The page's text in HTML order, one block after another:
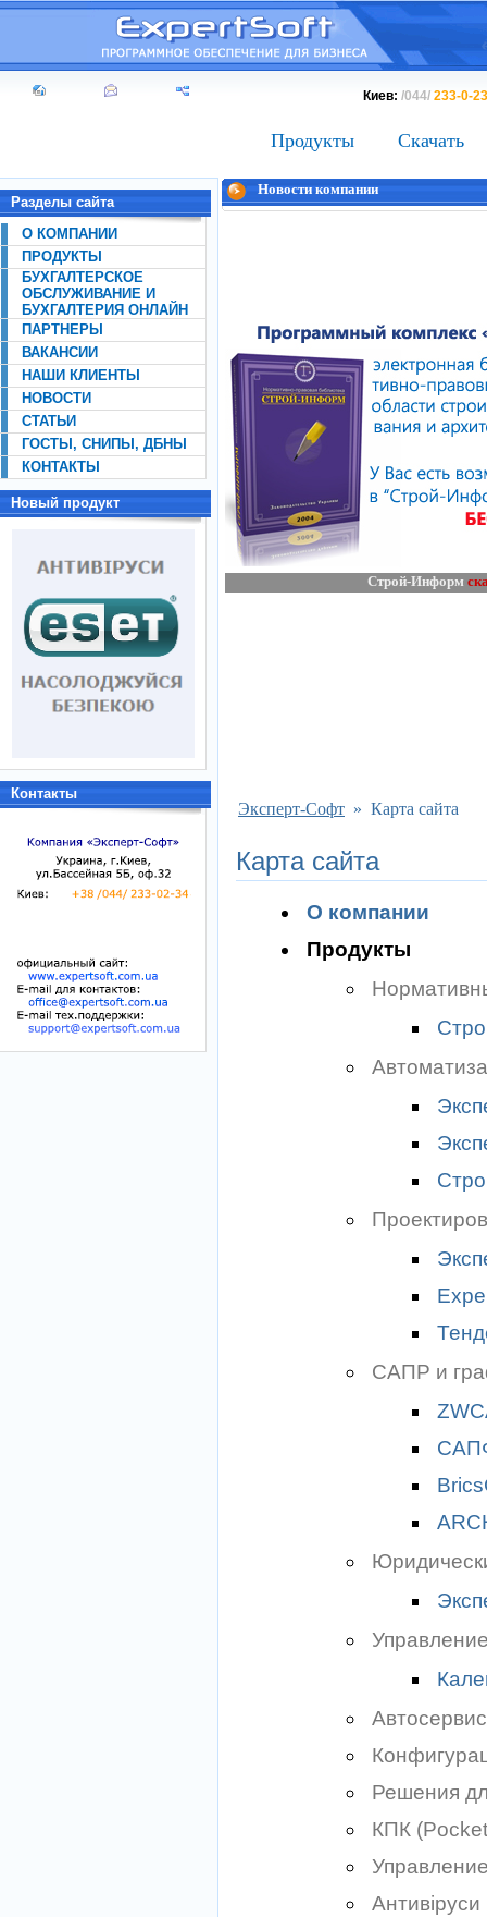
Киев: /044/ 233-0-
Продукты Скачать
Разделы сайта
О КОМПАНИИ
ПРОДУКТЫ
БУХГАЛТЕРСКОЕ
ОБСЛУЖИВАНИЕ И
БУХГАЛТЕРИЯ ОНЛАЙН
ПАРТНЕРЫ
ВАКАНСИИ
НАШИ КЛИЕНТЫ
НОВОСТИ
СТАТЬИ
ГОСТЫ, СНИПЫ, ДБНЫ
КОНТАКТЫ
Новый продукт
Контакты
Новости компании
Строй-Информ
Эксперт-Софт » Карта сайта
Карта сайта
О компании
Продукты
САПР и
Решения
КПК
Антивіруси